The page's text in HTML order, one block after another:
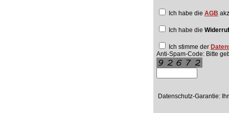
Ich habe die AGB
Ich habe die
Ich stimme der
Anti-Spam-Code: Bitte
Datenschutz-Garantie: